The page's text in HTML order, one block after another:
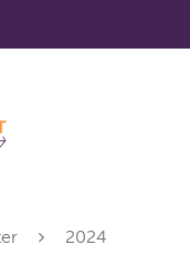
2024